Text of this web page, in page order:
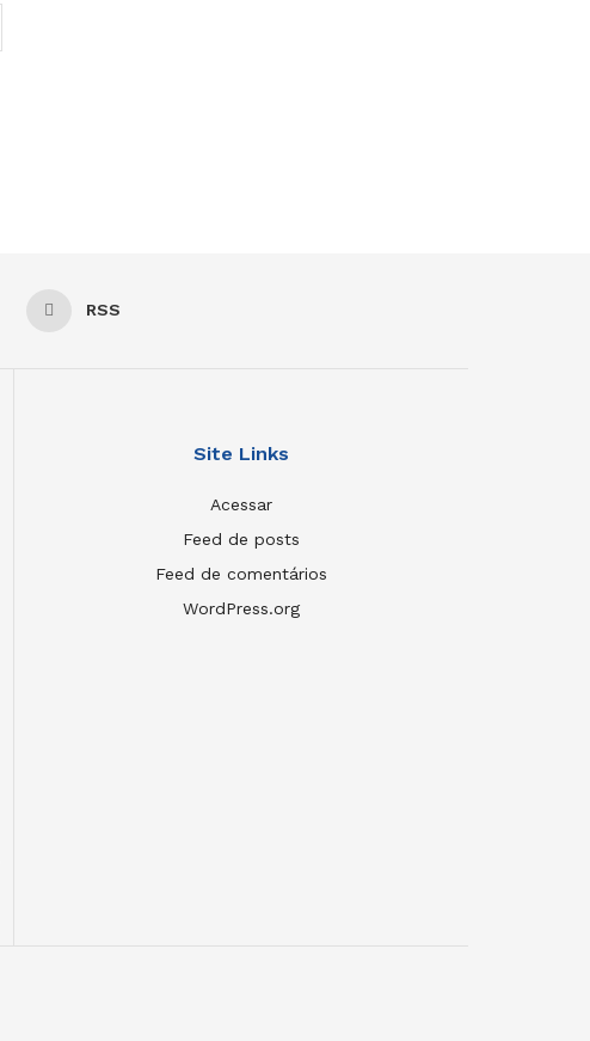
RSS
Site Links
Acessar
Feed de posts
Feed de comentários
WordPress.org